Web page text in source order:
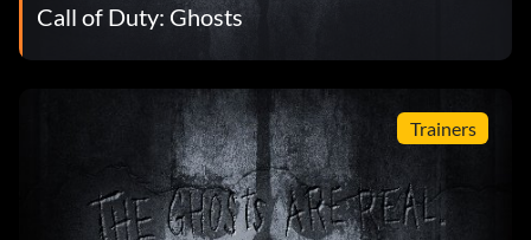
Call of Duty: Ghosts
Trainers